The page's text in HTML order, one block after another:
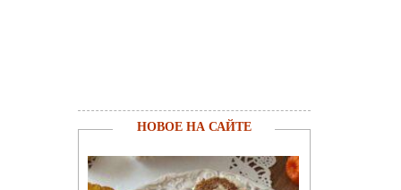
НОВОЕ НА САЙТЕ